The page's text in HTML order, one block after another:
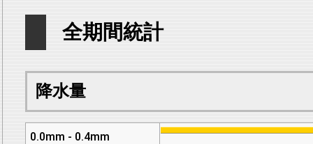
全期間統計
降水量
0.0mm - 0.4mm